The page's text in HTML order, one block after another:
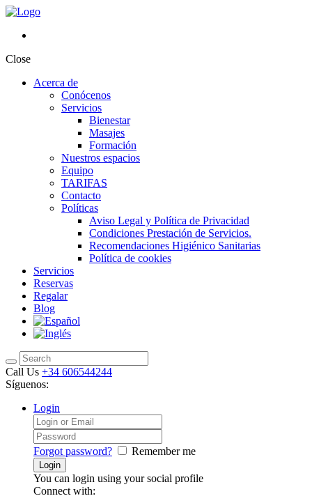
Close
Acerca de
Conócenos
Servicios
Bienestar
Masajes
Formación
Nuestros espacios
Equipo
TARIFAS
Contacto
Políticas
Aviso Legal y Política de Privacidad
Condiciones Prestación de Servicios.
Recomendaciones Higiénico Sanitarias
Política de cookies
Servicios
Reservas
Regalar
Blog
Call Us +34 606544244
Síguenos:
Login
Forgot password? Remember me
You can login using your social profile
Connect with: